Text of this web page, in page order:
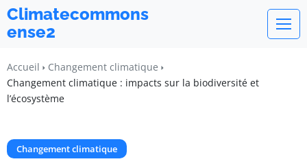
Climatecommons
ense2
Accueil
Changement climatique
Changement climatique : impacts sur la biodiversité et
l’écosystème
Changement climatique